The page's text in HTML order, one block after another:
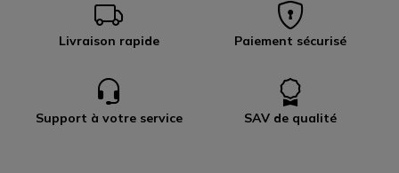
Livraison rapide Paiement sécurisé
Support à votre service SAV de qualité